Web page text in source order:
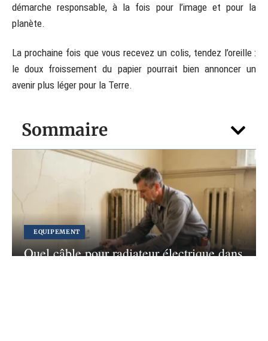
Sommaire
EQUIPEMENT
Quel câble pour radiateur électrique dans
démarche responsable, à la fois pour l’image et pour la
planète.
La prochaine fois que vous recevez un colis, tendez l’oreille :
le doux froissement du papier pourrait bien annoncer un
avenir plus léger pour la Terre.